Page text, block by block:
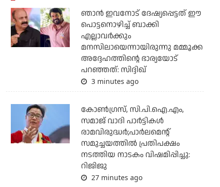
ഞാന്‍ ഇവനോട് ദേഷ്യപ്പെട്ടത് ഈ
പൊട്ടനൊഴിച്ച് ബാക്കി
എല്ലാവര്‍ക്കും
മനസിലായെന്നായിരുന്നു മമ്മൂക്ക
അദ്ദേഹത്തിന്റെ ഭാര്യയോട്
പറഞ്ഞത്: സിദ്ദിഖ്
3 minutes ago
കോണ്‍ഗ്രസ്, സി.പി.ഐ.എം,
സമാജ് വാദി പാര്‍ട്ടികള്‍
രാമവിരുദ്ധര്‍;പാര്‍ലമെന്റ്
സമുച്ചയത്തില്‍ പ്രതിപക്ഷം
നടത്തിയ നാടകം വിഷമിപ്പിച്ചു:
റിജിജു
27 minutes ago